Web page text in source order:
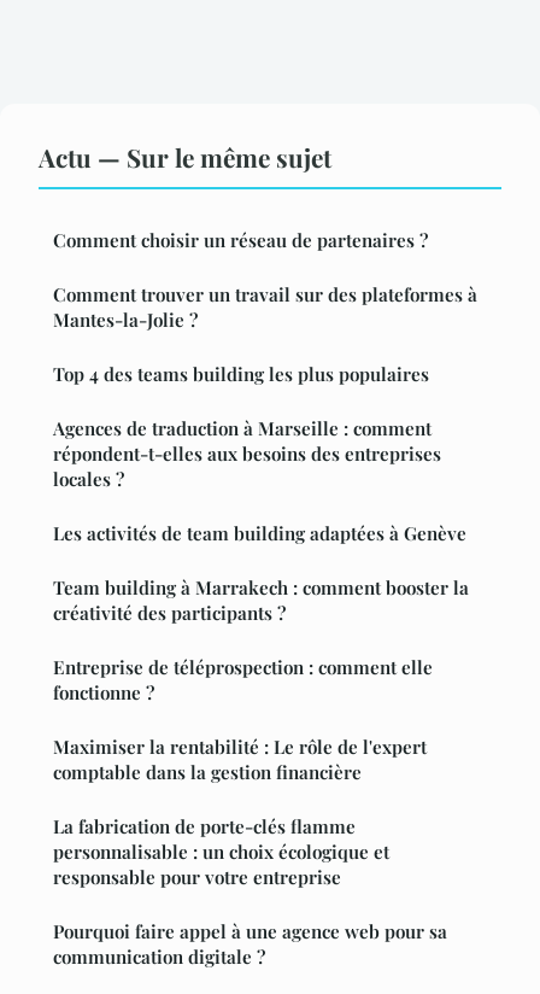
Actu — Sur le même sujet
Comment choisir un réseau de partenaires ?
Comment trouver un travail sur des plateformes à
Mantes-la-Jolie ?
Top 4 des teams building les plus populaires
Agences de traduction à Marseille : comment
répondent-t-elles aux besoins des entreprises
locales ?
Les activités de team building adaptées à Genève
Team building à Marrakech : comment booster la
créativité des participants ?
Entreprise de téléprospection : comment elle
fonctionne ?
Maximiser la rentabilité : Le rôle de l'expert
comptable dans la gestion financière
La fabrication de porte-clés flamme
personnalisable : un choix écologique et
responsable pour votre entreprise
Pourquoi faire appel à une agence web pour sa
communication digitale ?